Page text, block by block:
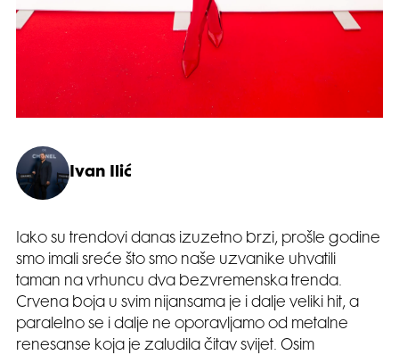
Ivan Ilić
Iako su trendovi danas izuzetno brzi, prošle godine
smo imali sreće što smo naše uzvanike uhvatili
taman na vrhuncu dva bezvremenska trenda.
Crvena boja u svim nijansama je i dalje veliki hit, a
paralelno se i dalje ne oporavljamo od metalne
renesanse koja je zaludila čitav svijet. Osim